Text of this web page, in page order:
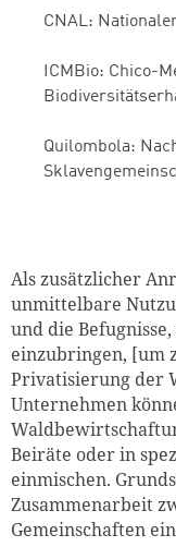
CNAL:
ICMBio: Chico-
Quilombola:
Als zusätzlicher
unmittelbare
und die
einzubringen, [um
Privatisierung der
Unternehmen
Beiräte oder in
einmischen.
Zusammenarbeit
Gemeinschaften